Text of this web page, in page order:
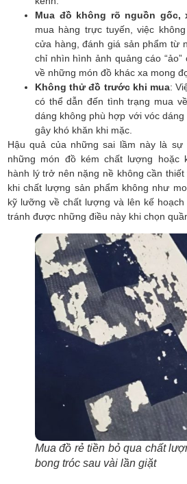
Mua đồ không rõ nguồn gốc,
mua hàng trực tuyến, việc
cửa hàng, đánh giá sản phẩm từ
chỉ nhìn hình ảnh quảng cáo
về những món đồ khác xa mong
Không thử đồ trước khi mua:
có thể dẫn đến tình trạng mua
dáng không phù hợp với vóc
gây khó khăn khi mặc.
Hậu quả của những sai lầm này là
những món đồ kém chất lượng hoặc
hành lý trở nên nặng nề không cần
khi chất lượng sản phẩm không như
kỹ lưỡng về chất lượng và lên kế
tránh được những điều này khi chọn
Mua đồ rẻ tiền bỏ qua chất
bong tróc sau vài lần giặt